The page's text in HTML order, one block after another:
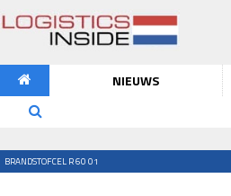
NIEUWS
BRANDSTOFCEL R 60 01